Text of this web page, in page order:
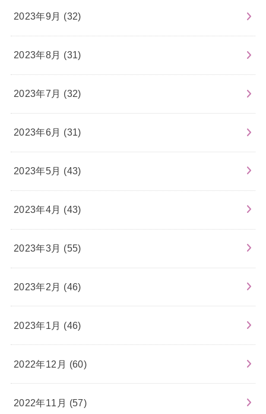
2023年9月 (32)
2023年8月 (31)
2023年7月 (32)
2023年6月 (31)
2023年5月 (43)
2023年4月 (43)
2023年3月 (55)
2023年2月 (46)
2023年1月 (46)
2022年12月 (60)
2022年11月 (57)